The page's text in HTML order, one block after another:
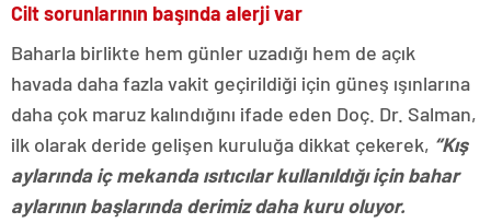
Cilt sorunlarının başında alerji var
Baharla birlikte hem günler uzadığı hem de açık
havada daha fazla vakit geçirildiği için güneş ışınlarına
daha çok maruz kalındığını ifade eden Doç. Dr. Salman,
ilk olarak deride gelişen kuruluğa dikkat çekerek, “Kış
aylarında iç mekanda ısıtıcılar kullanıldığı için bahar
aylarının başlarında derimiz daha kuru oluyor.